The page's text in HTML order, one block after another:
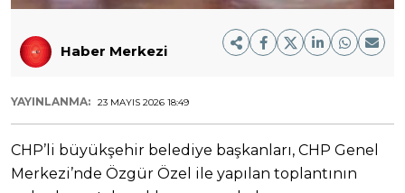
Haber Merkezi
YAYINLANMA: 23 MAYIS 2026 18:49
CHP’li büyükşehir belediye başkanları, CHP Genel
Merkezi’nde Özgür Özel ile yapılan toplantının